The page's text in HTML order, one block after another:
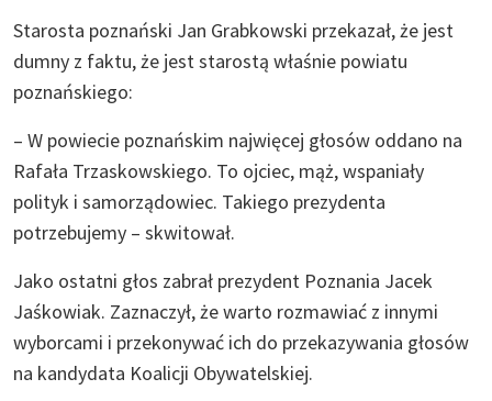
Starosta poznański Jan Grabkowski przekazał, że jest
dumny z faktu, że jest starostą właśnie powiatu
poznańskiego:
– W powiecie poznańskim najwięcej głosów oddano na
Rafała Trzaskowskiego. To ojciec, mąż, wspaniały
polityk i samorządowiec. Takiego prezydenta
potrzebujemy – skwitował.
Jako ostatni głos zabrał prezydent Poznania Jacek
Jaśkowiak. Zaznaczył, że warto rozmawiać z innymi
wyborcami i przekonywać ich do przekazywania głosów
na kandydata Koalicji Obywatelskiej.